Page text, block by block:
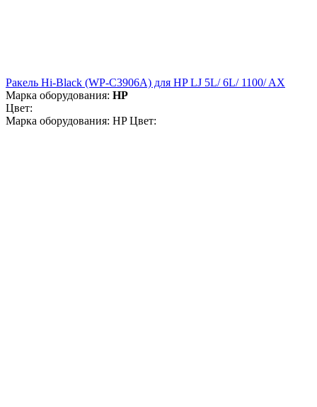
Ракель Hi-Black (WP-C3906A) для HP LJ 5L/ 6L/ 1100/ AX
Марка оборудования: HP
Цвет:
Марка оборудования: HP Цвет: